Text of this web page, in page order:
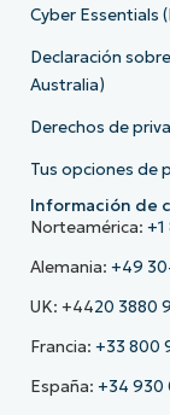
Cyber Essentials
Declaración
Australia)
Derechos de
Tus opciones de
Información de
Norteamérica:
Alemania: +49
UK: +4420 3880
Francia: +33 800
España: +34 930